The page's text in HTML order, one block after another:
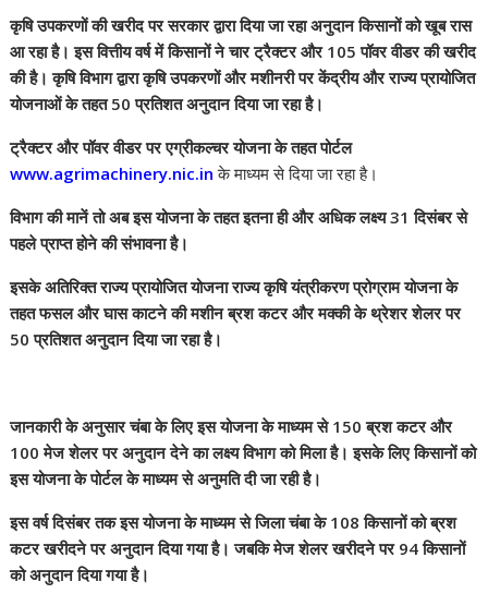
कृषि उपकरणों की खरीद पर सरकार द्वारा दिया जा रहा अनुदान किसानों को खूब रास
आ रहा है। इस वित्तीय वर्ष में किसानों ने चार ट्रैक्टर और 105 पॉवर वीडर की खरीद
की है। कृषि विभाग द्वारा कृषि उपकरणों और मशीनरी पर केंद्रीय और राज्य प्रायोजित
योजनाओं के तहत 50 प्रतिशत अनुदान दिया जा रहा है।
ट्रैक्टर और पॉवर वीडर पर एग्रीकल्चर योजना के तहत पोर्टल
www.agrimachinery.nic.in के माध्यम से दिया जा रहा है।
विभाग की मानें तो अब इस योजना के तहत इतना ही और अधिक लक्ष्य 31 दिसंबर से
पहले प्राप्त होने की संभावना है।
इसके अतिरिक्त राज्य प्रायोजित योजना राज्य कृषि यंत्रीकरण प्रोग्राम योजना के
तहत फसल और घास काटने की मशीन ब्रश कटर और मक्की के थ्रेशर शेलर पर
50 प्रतिशत अनुदान दिया जा रहा है।
जानकारी के अनुसार चंबा के लिए इस योजना के माध्यम से 150 ब्रश कटर और
100 मेज शेलर पर अनुदान देने का लक्ष्य विभाग को मिला है। इसके लिए किसानों को
इस योजना के पोर्टल के माध्यम से अनुमति दी जा रही है।
इस वर्ष दिसंबर तक इस योजना के माध्यम से जिला चंबा के 108 किसानों को ब्रश
कटर खरीदने पर अनुदान दिया गया है। जबकि मेज शेलर खरीदने पर 94 किसानों
को अनुदान दिया गया है।